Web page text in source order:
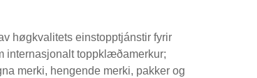
høgkvalitets einstopptjánstir fyrir
internasjonalt toppklæðamerkur;
merki, hengende merki, pakker og